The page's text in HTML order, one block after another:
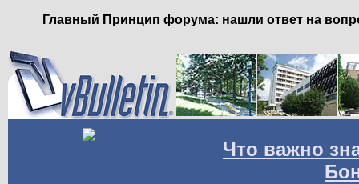
Главный Принцип форума: нашли ответ на
Что важно